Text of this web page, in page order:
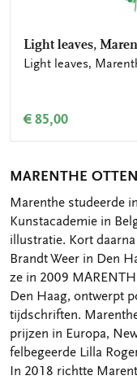
Light leaves,
Light leaves,
€ 85,00
MARENTHE OTTEN
Marenthe studeerde
Kunstacademie in
illustratie. Kort
Brandt Weer in Den
ze in 2009
Den Haag, ontwerpt
tijdschriften.
prijzen in Europa,
felbegeerde Lilla
In 2018 richtte